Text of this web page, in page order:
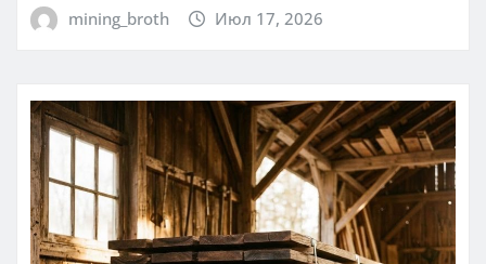
mining_broth Июл 17, 2026